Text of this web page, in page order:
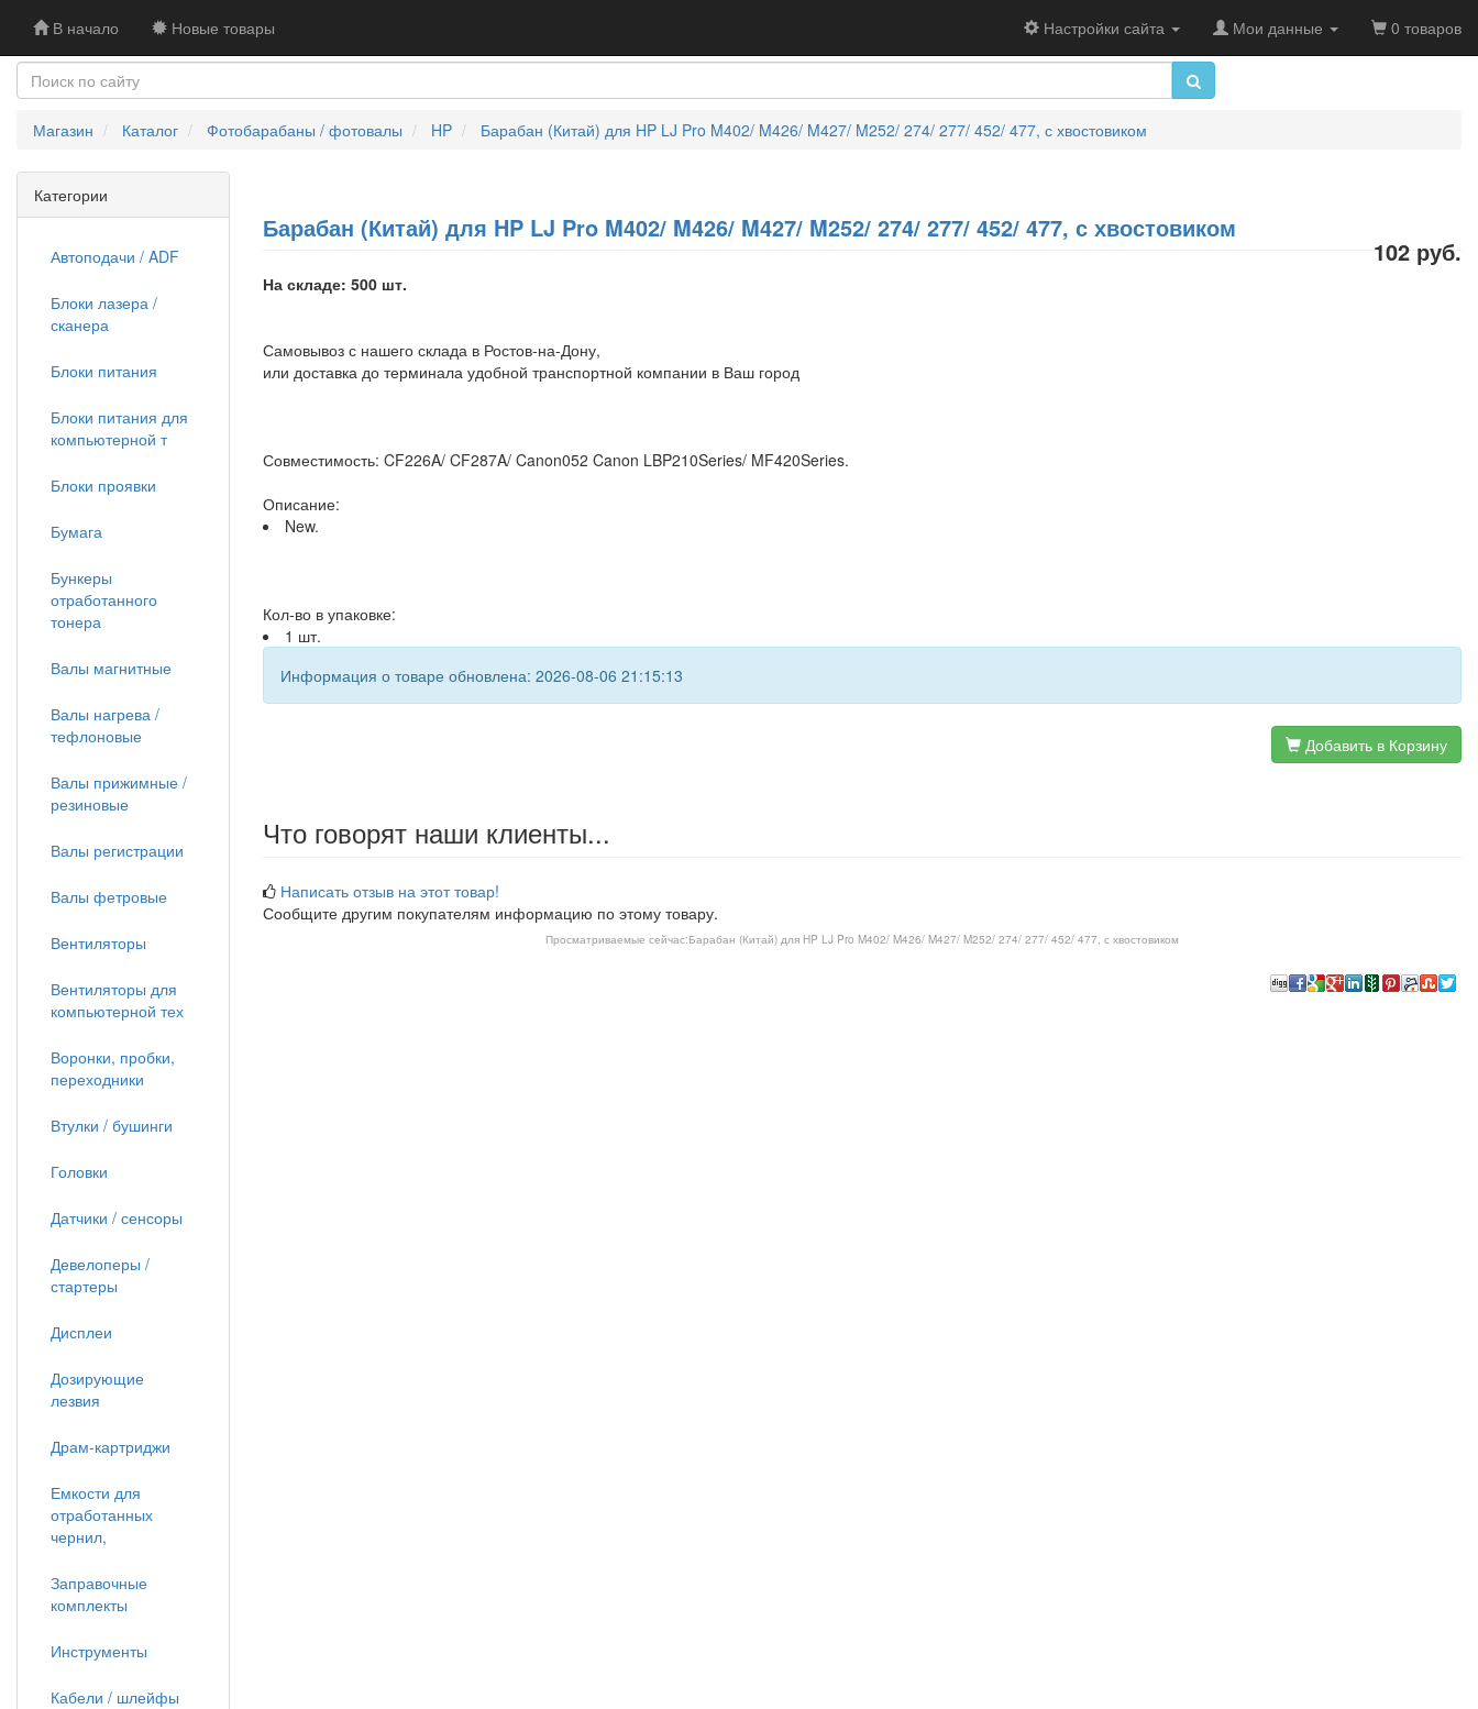
В начало Новые товары Настройки сайта Мои данные 0 товаров
Магазин Каталог Фотобарабаны / фотовалы HP Барабан (Китай) для HP LJ Pro M402/ M426/ M427/ M252/ 274/ 277/ 452/ 477, с хвостовиком
Барабан (Китай) для HP LJ Pro M402/ M426/ M427/ M252/ 274/ 277/ 452/ 477, с хвостовиком
102 руб.
На складе: 500 шт.
Самовывоз с нашего склада в Ростов-на-Дону,
или доставка до терминала удобной транспортной компании в Ваш город
Совместимость: CF226A/ CF287A/ Canon052 Canon LBP210Series/ MF420Series.
Описание:
New.
Кол-во в упаковке:
1 шт.
Информация о товаре обновлена: 2026-08-06 21:15:13
Добавить в Корзину
Что говорят наши клиенты...
Написать отзыв на этот товар!
Сообщите другим покупателям информацию по этому товару.
Просматриваемые сейчас:Барабан (Китай) для HP LJ Pro M402/ M426/ M427/ M252/ 274/ 277/ 452/ 477, с хвостовиком
Категории
Автоподачи / ADF
Блоки лазера /
сканера
Блоки питания
Блоки питания для
компьютерной т
Блоки проявки
Бумага
Бункеры
отработанного
тонера
Валы магнитные
Валы нагрева /
тефлоновые
Валы прижимные /
резиновые
Валы регистрации
Валы фетровые
Вентиляторы
Вентиляторы для
компьютерной тех
Воронки, пробки,
переходники
Втулки / бушинги
Головки
Датчики / сенсоры
Девелоперы /
стартеры
Дисплеи
Дозирующие
лезвия
Драм-картриджи
Емкости для
отработанных
чернил,
Заправочные
комплекты
Инструменты
Кабели / шлейфы